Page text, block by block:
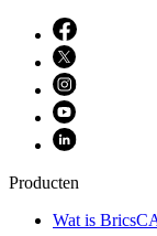
Producten
Wat is